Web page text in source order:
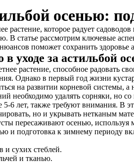
осенью:
растение, которое радует
В статье рассмотрим ключевые
поможет сохранить здоровье
в уходе за астильбой
растение, способное радовать
Однако в первый год жизни
на развитии корневой системы,
необходимо удалять сорняки, но со
6 лет, также требуют внимания. В
но и укрывать нетканым
пересаживают осенью, используя
и подготовка к зимнему периоду
и сухих стеблей.
и тканью.